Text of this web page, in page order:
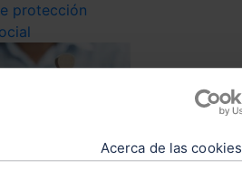
Acerca de las cookies
protección